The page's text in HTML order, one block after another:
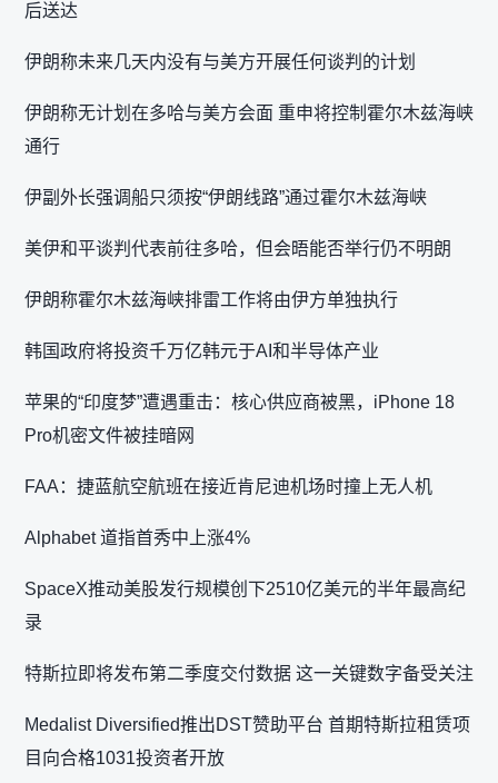
后送达
伊朗称未来几天内没有与美方开展任何谈判的计划
伊朗称无计划在多哈与美方会面 重申将控制霍尔木兹海峡
通行
伊副外长强调船只须按“伊朗线路”通过霍尔木兹海峡
美伊和平谈判代表前往多哈，但会晤能否举行仍不明朗
伊朗称霍尔木兹海峡排雷工作将由伊方单独执行
韩国政府将投资千万亿韩元于AI和半导体产业
苹果的“印度梦”遭遇重击：核心供应商被黑，iPhone 18
Pro机密文件被挂暗网
FAA：捷蓝航空航班在接近肯尼迪机场时撞上无人机
Alphabet 道指首秀中上涨4%
SpaceX推动美股发行规模创下2510亿美元的半年最高纪
录
特斯拉即将发布第二季度交付数据 这一关键数字备受关注
Medalist Diversified推出DST赞助平台 首期特斯拉租赁项
目向合格1031投资者开放